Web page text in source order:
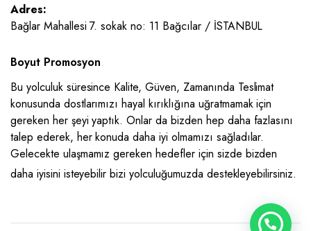
Adres:
Bağlar Mahallesi 7. sokak no: 11 Bağcılar / İSTANBUL
Boyut Promosyon
Bu yolculuk süresince Kalite, Güven, Zamanında Teslimat
konusunda dostlarımızı hayal kırıklığına uğratmamak için
gereken her şeyi yaptık. Onlar da bizden hep daha fazlasını
talep ederek, her konuda daha iyi olmamızı sağladılar.
Gelecekte ulaşmamız gereken hedefler için sizde bizden
daha iyisini isteyebilir bizi yolculuğumuzda destekleyebilirsiniz.